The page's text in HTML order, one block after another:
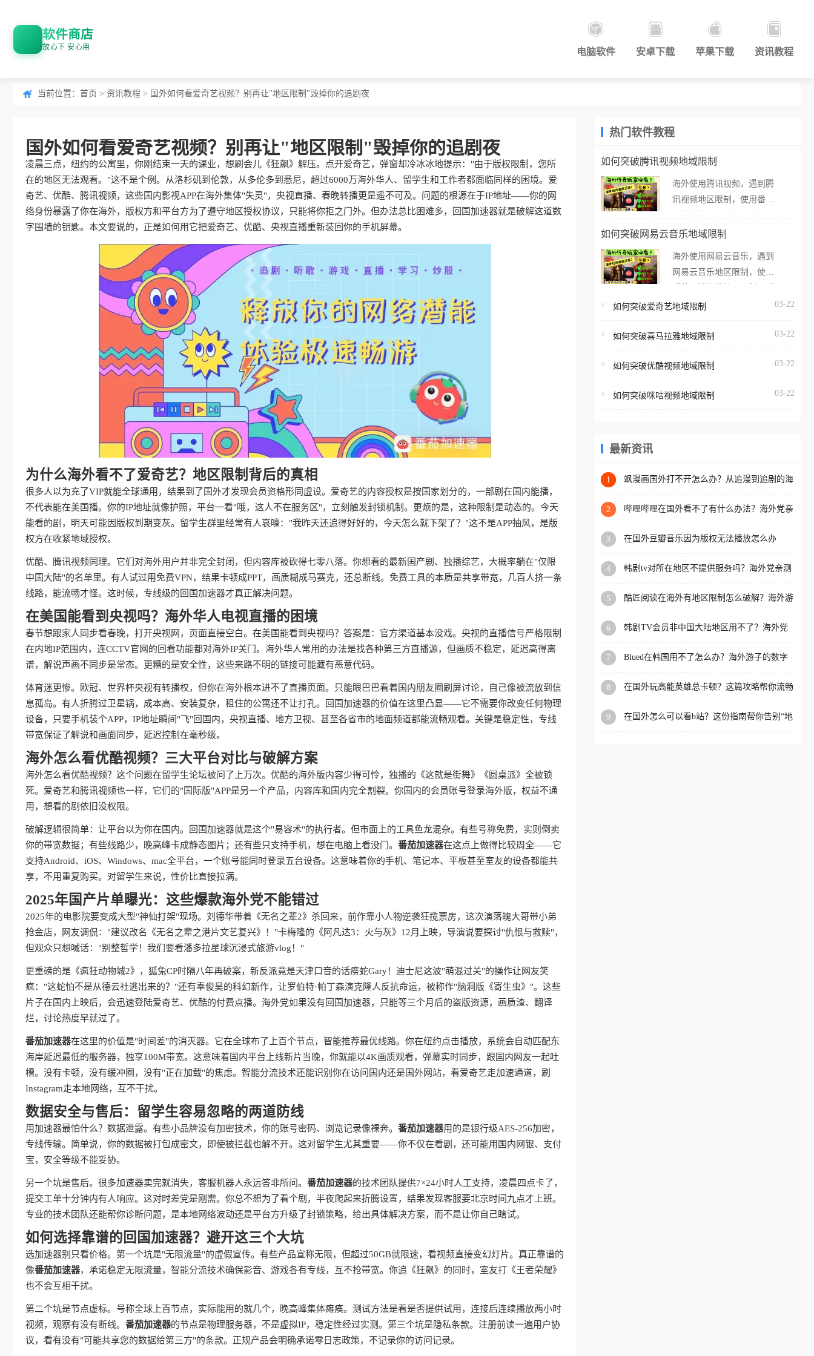
软件商店
放心下 安心用 电脑软件 安卓下载 苹果下载 资讯教程
当前位置： 首页 > 资讯教程 > 国外如何看爱奇艺视频？别再让"地区限制"毁掉你的追剧夜
国外如何看爱奇艺视频？别再让"地区限制"毁掉你的追剧夜
凌晨三点，纽约的公寓里，你刚结束一天的课业，想刷会儿《狂飙》解压。点开爱奇艺，弹窗却冷冰冰地提示："由于版权限制，您所
在的地区无法观看。"这不是个例。从洛杉矶到伦敦，从多伦多到悉尼，超过6000万海外华人、留学生和工作者都面临同样的困境。爱
奇艺、优酷、腾讯视频，这些国内影视APP在海外集体"失灵"，央视直播、春晚转播更是遥不可及。问题的根源在于IP地址——你的网
络身份暴露了你在海外，版权方和平台方为了遵守地区授权协议，只能将你拒之门外。但办法总比困难多，回国加速器就是破解这道数
字围墙的钥匙。本文要说的，正是如何用它把爱奇艺、优酷、央视直播重新装回你的手机屏幕。
为什么海外看不了爱奇艺？地区限制背后的真相
很多人以为充了VIP就能全球通用，结果到了国外才发现会员资格形同虚设。爱奇艺的内容授权是按国家划分的，一部剧在国内能播，
不代表能在美国播。你的IP地址就像护照，平台一看"哦，这人不在服务区"，立刻触发封锁机制。更烦的是，这种限制是动态的。今天
能看的剧，明天可能因版权到期变灰。留学生群里经常有人哀嚎："我昨天还追得好好的，今天怎么就下架了？"这不是APP抽风，是版
权方在收紧地域授权。
优酷、腾讯视频同理。它们对海外用户并非完全封闭，但内容库被砍得七零八落。你想看的最新国产剧、独播综艺，大概率躺在"仅限
中国大陆"的名单里。有人试过用免费VPN，结果卡顿成PPT，画质糊成马赛克，还总断线。免费工具的本质是共享带宽，几百人挤一条
线路，能流畅才怪。这时候，专线级的回国加速器才真正解决问题。
在美国能看到央视吗？海外华人电视直播的困境
春节想跟家人同步看春晚，打开央视网，页面直接空白。在美国能看到央视吗？答案是：官方渠道基本没戏。央视的直播信号严格限制
在内地IP范围内，连CCTV官网的回看功能都对海外IP关门。海外华人常用的办法是找各种第三方直播源，但画质不稳定，延迟高得离
谱，解说声画不同步是常态。更糟的是安全性，这些来路不明的链接可能藏有恶意代码。
体育迷更惨。欧冠、世界杯央视有转播权，但你在海外根本进不了直播页面。只能眼巴巴看着国内朋友圈刷屏讨论，自己像被流放到信
息孤岛。有人折腾过卫星锅，成本高、安装复杂，租住的公寓还不让打孔。回国加速器的价值在这里凸显——它不需要你改变任何物理
设备，只要手机装个APP，IP地址瞬间"飞"回国内，央视直播、地方卫视、甚至各省市的地面频道都能流畅观看。关键是稳定性，专线
带宽保证了解说和画面同步，延迟控制在毫秒级。
海外怎么看优酷视频？三大平台对比与破解方案
海外怎么看优酷视频？这个问题在留学生论坛被问了上万次。优酷的海外版内容少得可怜，独播的《这就是街舞》《圆桌派》全被锁
死。爱奇艺和腾讯视频也一样，它们的"国际版"APP是另一个产品，内容库和国内完全割裂。你国内的会员账号登录海外版，权益不通
用，想看的剧依旧没权限。
破解逻辑很简单：让平台以为你在国内。回国加速器就是这个"易容术"的执行者。但市面上的工具鱼龙混杂。有些号称免费，实则倒卖
你的带宽数据；有些线路少，晚高峰卡成静态图片；还有些只支持手机，想在电脑上看没门。 番茄加速器在这点上做得比较周全——它
支持Android、iOS、Windows、mac全平台，一个账号能同时登录五台设备。这意味着你的手机、笔记本、平板甚至室友的设备都能共
享，不用重复购买。对留学生来说，性价比直接拉满。
2025年国产片单曝光：这些爆款海外党不能错过
2025年的电影院要变成大型"神仙打架"现场。刘德华带着《无名之辈2》杀回来，前作靠小人物逆袭狂揽票房，这次演落魄大哥带小弟
抢金店，网友调侃："建议改名《无名之辈之港片文艺复兴》！"卡梅隆的《阿凡达3：火与灰》12月上映，导演说要探讨"仇恨与救赎"，
但观众只想喊话："别整哲学！我们要看潘多拉星球沉浸式旅游vlog！"
更重磅的是《疯狂动物城2》，狐兔CP时隔八年再破案，新反派竟是天津口音的话痨蛇Gary！迪士尼这波"萌混过关"的操作让网友笑
疯："这蛇怕不是从德云社逃出来的？"还有奉俊昊的科幻新作，让罗伯特·帕丁森演克隆人反抗命运，被称作"脑洞版《寄生虫》"。这些
片子在国内上映后，会迅速登陆爱奇艺、优酷的付费点播。海外党如果没有回国加速器，只能等三个月后的盗版资源，画质渣、翻译
烂，讨论热度早就过了。
番茄加速器在这里的价值是"时间差"的消灭器。它在全球布了上百个节点，智能推荐最优线路。你在纽约点击播放，系统会自动匹配东
海岸延迟最低的服务器，独享100M带宽。这意味着国内平台上线新片当晚，你就能以4K画质观看，弹幕实时同步，跟国内网友一起吐
槽。没有卡顿，没有缓冲圈，没有"正在加载"的焦虑。智能分流技术还能识别你在访问国内还是国外网站，看爱奇艺走加速通道，刷
Instagram走本地网络，互不干扰。
数据安全与售后：留学生容易忽略的两道防线
用加速器最怕什么？数据泄露。有些小品牌没有加密技术，你的账号密码、浏览记录像裸奔。 番茄加速器用的是银行级AES-256加密，
专线传输。简单说，你的数据被打包成密文，即使被拦截也解不开。这对留学生尤其重要——你不仅在看剧，还可能用国内网银、支付
宝，安全等级不能妥协。
另一个坑是售后。很多加速器卖完就消失，客服机器人永远答非所问。 番茄加速器的技术团队提供7×24小时人工支持，凌晨四点卡了，
提交工单十分钟内有人响应。这对时差党是刚需。你总不想为了看个剧，半夜爬起来折腾设置，结果发现客服要北京时间九点才上班。
专业的技术团队还能帮你诊断问题，是本地网络波动还是平台方升级了封锁策略，给出具体解决方案，而不是让你自己瞎试。
如何选择靠谱的回国加速器？避开这三个大坑
选加速器别只看价格。第一个坑是"无限流量"的虚假宣传。有些产品宣称无限，但超过50GB就限速，看视频直接变幻灯片。真正靠谱的
像番茄加速器，承诺稳定无限流量，智能分流技术确保影音、游戏各有专线，互不抢带宽。你追《狂飙》的同时，室友打《王者荣耀》
也不会互相干扰。
第二个坑是节点虚标。号称全球上百节点，实际能用的就几个，晚高峰集体瘫痪。测试方法是看是否提供试用，连接后连续播放两小时
视频，观察有没有断线。 番茄加速器的节点是物理服务器，不是虚拟IP，稳定性经过实测。第三个坑是隐私条款。注册前读一遍用户协
议，看有没有"可能共享您的数据给第三方"的条款。正规产品会明确承诺零日志政策，不记录你的访问记录。
热门软件教程
如何突破腾讯视频地域限制
海外使用腾讯视频，遇到腾
讯视频地区限制，使用番茄
外打开腾讯视频，却突然弹
地区无法播放”的提示语。
海外用户如香港、澳门、台
亚、欧洲等国家和地区时，
台一样，出现地区及版权限
地区播放。 遇到这个问题的
区工作、留学、定居等，都
权限制所困扰。
如何突破网易云音乐地域限制
海外使用网易云音乐，遇到
网易云音乐地区限制，使用
在海外打开网易云音乐，却
所在的地区无法播放”的提示
门、台湾、美国、加拿大、
区时，网易云音乐也会像其
回国加速器，即可解决「海
版权限制」的问题，无论人
国、加拿大、澳大利亚、欧
学、定居等，都可以使用，
扰。
如何突破爱奇艺地域限制 03-22
如何突破喜马拉雅地域限制 03-22
如何突破优酷视频地域限制 03-22
如何突破咪咕视频地域限制 03-22
最新资讯
1
飒漫画国外打不开怎么办？从追漫到追剧的海
2
哔哩哔哩在国外看不了有什么办法？海外党亲
3 在国外豆瓣音乐因为版权无法播放怎么办
4
韩剧tv对所在地区不提供服务吗？海外党亲测
5
酷匠阅读在海外有地区限制怎么破解？海外游
6
韩剧TV会员非中国大陆地区用不了？海外党
7
Blued在韩国用不了怎么办？海外游子的数字
8
在国外玩高能英雄总卡顿？这篇攻略帮你流畅
9
在国外怎么可以看b站？这份指南帮你告别“地